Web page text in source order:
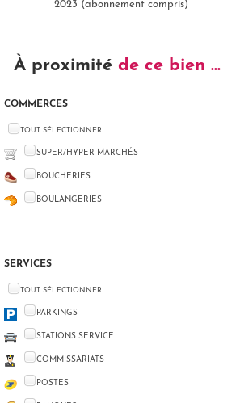
2023 (abonnement compris)
À proximité de ce bien ...
COMMERCES
TOUT SÉLECTIONNER
SUPER/HYPER MARCHÉS
BOUCHERIES
BOULANGERIES
SERVICES
TOUT SÉLECTIONNER
PARKINGS
STATIONS SERVICE
COMMISSARIATS
POSTES